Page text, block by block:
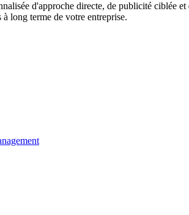
d'approche directe, de publicité ciblée
long terme de votre entreprise.